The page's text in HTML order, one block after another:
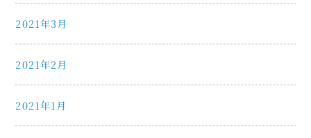
2021年3月
2021年2月
2021年1月